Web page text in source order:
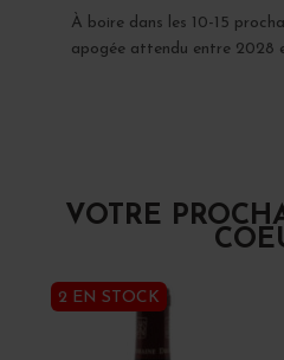
À boire dans les 10-15
apogée attendu entre 2028
VOTRE
2 EN STOCK